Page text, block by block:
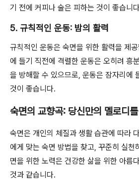
기 전에 커피나 술은 피하는 것이 좋습니
5. 규칙적인 운동: 밤의 활력
규칙적인 운동은 숙면을 위한 활력을 제
에 들기 직전에 격렬한 운동은 오히려 흥
을 방해할 수 있으므로, 운동은 잠자리에
것이 좋습니다.
숙면의 교향곡: 당신만의 멜로디
숙면은 개인의 체질과 생활 습관에 따라
에게 맞는 숙면 방법을 찾고, 꾸준히 실천
면을 위한 노력은 건강한 삶을 위한 아름
것과 같습니다.